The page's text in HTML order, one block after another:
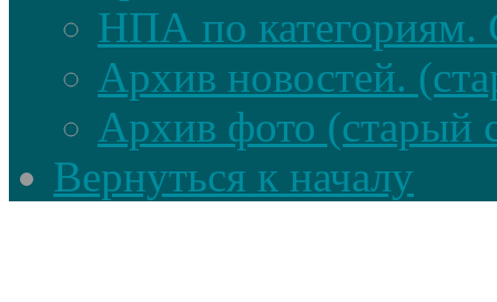
НПА по категориям.
Архив новостей.
Архив фото (старый
Вернуться к началу